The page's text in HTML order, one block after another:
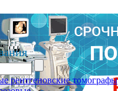
рентгеновские томографы